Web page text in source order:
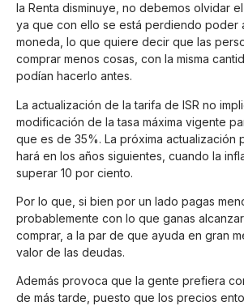
la Renta disminuye, no debemos olvidar
ya que con ello se está perdiendo poder
moneda, lo que quiere decir que las
comprar menos cosas, con la misma
podían hacerlo antes.
La actualización de la tarifa de ISR no
modificación de la tasa máxima vigente
que es de 35%. La próxima actualización
hará en los años siguientes, cuando la
superar 10 por ciento.
Por lo que, si bien por un lado pagas
probablemente con lo que ganas
comprar, a la par de que ayuda en gran
valor de las deudas.
Además provoca que la gente prefiera
de más tarde, puesto que los precios